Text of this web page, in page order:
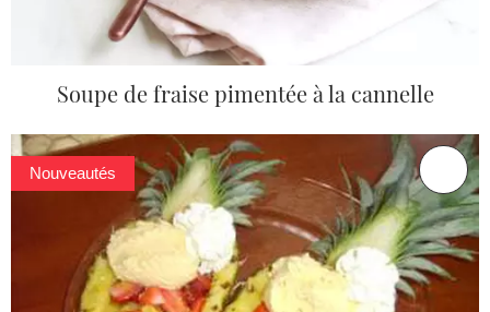
Soupe de fraise pimentée à la cannelle
Nouveautés